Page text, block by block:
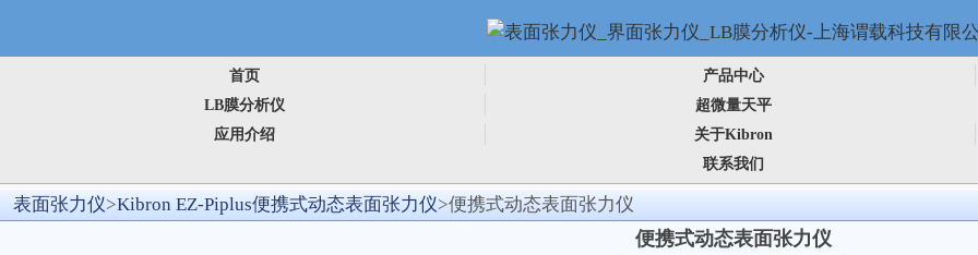
首页
产品中心
LB膜分析仪
超微量天平
应用介绍
关于Kibron
联系我们
表面张力仪>Kibron EZ-Piplus便携式动态表面张力仪>便携式动态表面张力仪
便携式动态表面张力仪